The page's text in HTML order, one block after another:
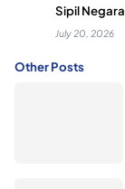
Sipil Negara
July 20, 2026
Other Posts